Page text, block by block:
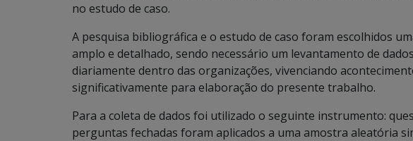
no estudo de caso.
A pesquisa bibliográfica e o estudo de caso foram escolhidos
amplo e detalhado, sendo necessário um levantamento de
diariamente dentro das organizações, vivenciando
significativamente para elaboração do presente trabalho.
Para a coleta de dados foi utilizado o seguinte instrumento:
perguntas fechadas foram aplicados a uma amostra aleatória